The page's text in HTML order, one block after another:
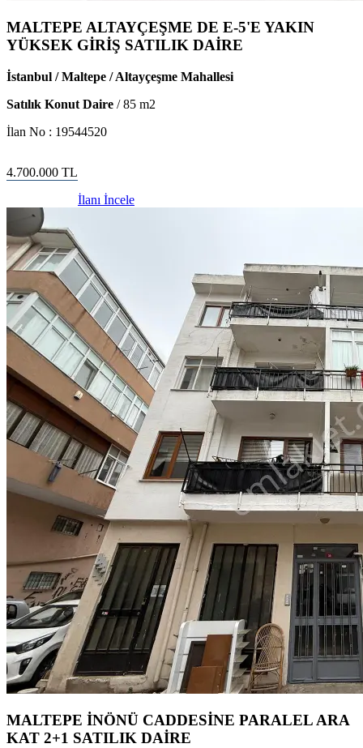
MALTEPE ALTAYÇEŞME DE E-5'E YAKIN
YÜKSEK GİRİŞ SATILIK DAİRE
İstanbul / Maltepe / Altayçeşme Mahallesi
Satılık Konut Daire /85 m2
İlan No : 19544520
4.700.000 TL
İlanı İncele
MALTEPE İNÖNÜ CADDESİNE PARALEL ARA
KAT 2+1 SATILIK DAİRE